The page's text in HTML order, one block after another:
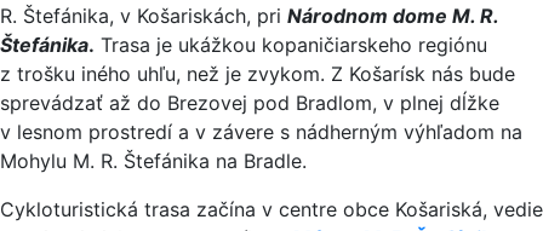
R. Štefánika, v Košariskách, pri Národnom dome M. R.
Štefánika. Trasa je ukážkou kopaničiarskeho regiónu
z trošku iného uhľu, než je zvykom. Z Košarísk nás bude
sprevádzať až do Brezovej pod Bradlom, v plnej dĺžke
v lesnom prostredí a v závere s nádherným výhľadom na
Mohylu M. R. Štefánika na Bradle.
Cykloturistická trasa začína v centre obce Košariská, vedie